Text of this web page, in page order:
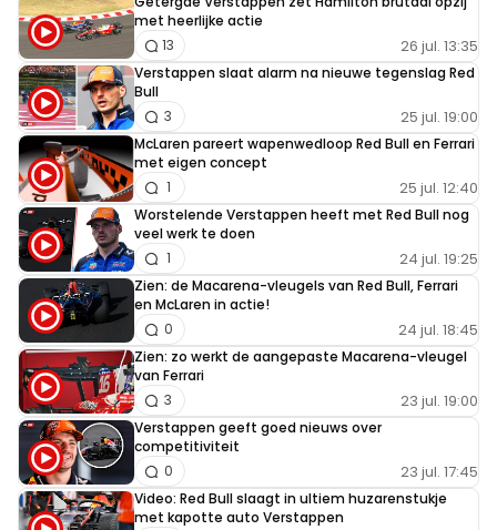
met heerlijke actie
26 jul. 13:35
13
Verstappen slaat alarm na nieuwe tegenslag Red
Bull
25 jul. 19:00
3
McLaren pareert wapenwedloop Red Bull en Ferrari
met eigen concept
25 jul. 12:40
1
Worstelende Verstappen heeft met Red Bull nog
veel werk te doen
24 jul. 19:25
1
Zien: de Macarena-vleugels van Red Bull, Ferrari
en McLaren in actie!
24 jul. 18:45
0
Zien: zo werkt de aangepaste Macarena-vleugel
van Ferrari
23 jul. 19:00
3
Verstappen geeft goed nieuws over
competitiviteit
23 jul. 17:45
0
Video: Red Bull slaagt in ultiem huzarenstukje
met kapotte auto Verstappen